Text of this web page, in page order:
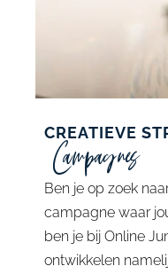
CREATIEVE
Campagnes
Ben je op zoek
campagne waar
ben je bij Online
ontwikkelen